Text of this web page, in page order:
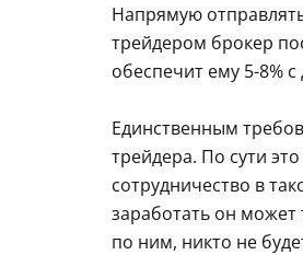
Напрямую
трейдером брокер
обеспечит ему 5-8%
Единственным
трейдера. По сути
сотрудничество в
заработать он может
по ним, никто не